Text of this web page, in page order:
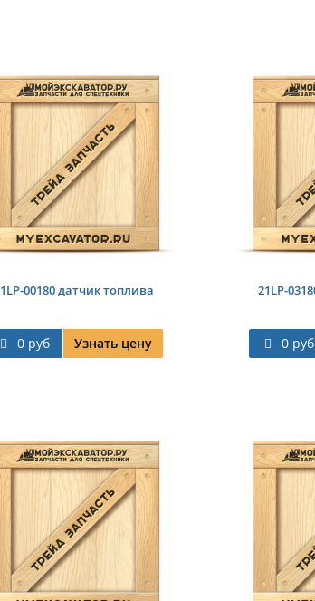
00180 датчик топлива
0 руб Узнать цену
21LP-
0 руб